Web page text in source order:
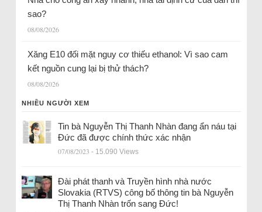
sao?
08/08/2026
Xăng E10 đối mặt nguy cơ thiếu ethanol: Vì sao cam
kết nguồn cung lại bị thử thách?
08/08/2026
NHIỀU NGƯỜI XEM
Tin bà Nguyễn Thị Thanh Nhàn đang ẩn náu tại
Đức đã được chính thức xác nhận
07/08/2023 - 15.090 Views
Đài phát thanh và Truyền hình nhà nước
Slovakia (RTVS) công bố thông tin bà Nguyễn
Thị Thanh Nhàn trốn sang Đức!